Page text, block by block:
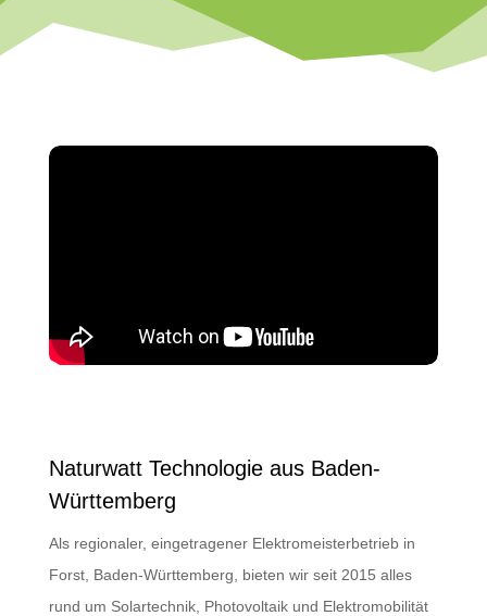
Naturwatt Technologie aus Baden-
Württemberg
Als regionaler, eingetragener Elektromeisterbetrieb in
Forst, Baden-Württemberg, bieten wir seit 2015 alles
rund um Solartechnik, Photovoltaik und Elektromobilität